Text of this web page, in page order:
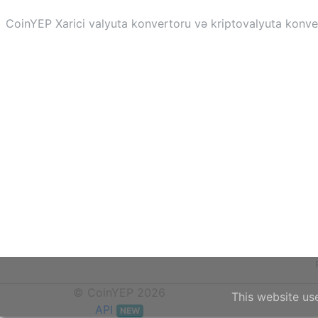
CoinYEP Xarici valyuta konvertoru və kriptovalyuta
API NEW
This website